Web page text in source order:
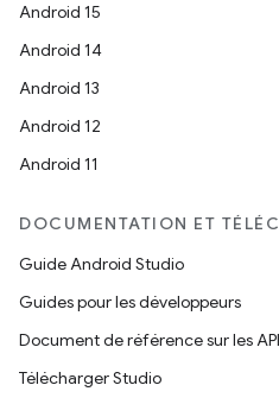
Android 15
Android 14
Android 13
Android 12
Android 11
DOCUMENTATION ET
Guide Android Studio
Guides pour les développeurs
Document de référence sur les API
Télécharger Studio